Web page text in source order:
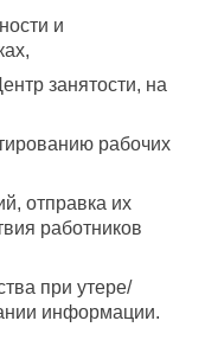
и
занятости, на
рабочих
отправка их
работников
при утере/
информации.